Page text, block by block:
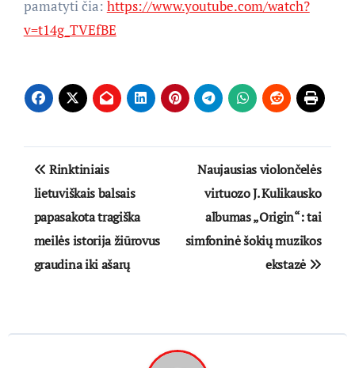
pamatyti čia: https://www.youtube.com/watch?
v=t14g_TVEfBE
Navigacija
tarp
įrašų
Rinktiniais
lietuviškais balsais
papasakota tragiška
meilės istorija žiūrovus
graudina iki ašarų
Naujausias violončelės
virtuozo J. Kulikausko
albumas „Origin“: tai
simfoninė šokių muzikos
ekstazė